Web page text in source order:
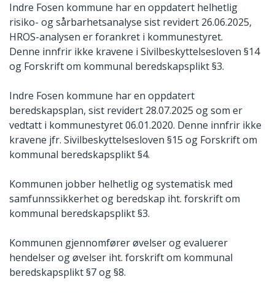
Indre Fosen kommune har en oppdatert helhetlig
risiko- og sårbarhetsanalyse sist revidert 26.06.2025,
HROS-analysen er forankret i kommunestyret.
Denne innfrir ikke kravene i Sivilbeskyttelsesloven §14
og Forskrift om kommunal beredskapsplikt §3.
Indre Fosen kommune har en oppdatert
beredskapsplan, sist revidert 28.07.2025 og som er
vedtatt i kommunestyret 06.01.2020. Denne innfrir ikke
kravene jfr. Sivilbeskyttelsesloven §15 og Forskrift om
kommunal beredskapsplikt §4.
Kommunen jobber helhetlig og systematisk med
samfunnssikkerhet og beredskap iht. forskrift om
kommunal beredskapsplikt §3.
Kommunen gjennomfører øvelser og evaluerer
hendelser og øvelser iht. forskrift om kommunal
beredskapsplikt §7 og §8.